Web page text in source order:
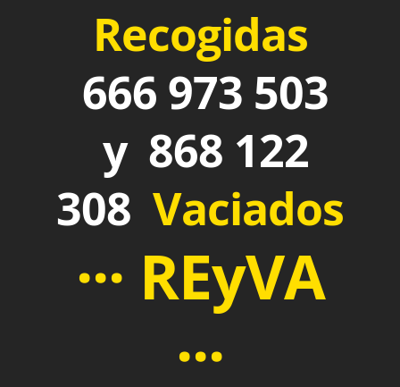
Recogidas
666 973 503
y 868 122
308 Vaciados
··· REyVA
···